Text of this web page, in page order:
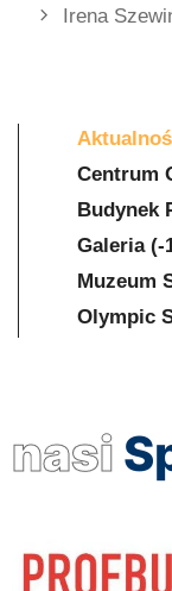
Irena
Centrum
Budynek
Galeria (-
Muzeum
Olympic
nasi